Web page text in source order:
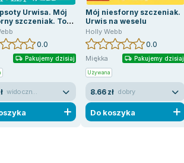
Urwisa. Mój
szczeniak. Tom
0.0
Pakujemy dzisiaj
widoczne ślady używania
Mój niesforny szczeniak.
Urwis na weselu
Holly Webb
0.0
Miękka Pakujemy dzisiaj
Używana
8.66 zł dobry
Do koszyka